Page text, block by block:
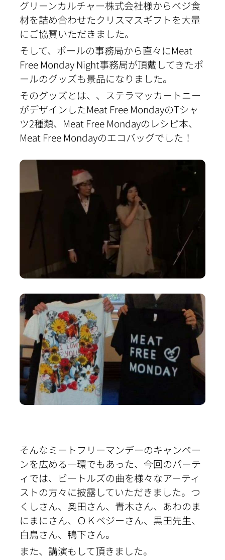
グリーンカルチャー株式会社様からベジ食
材を詰め合わせたクリスマスギフトを大量
にご協賛いただきました。
そして、ポールの事務局から直々にMeat
Free Monday Night事務局が頂戴してきたポ
ールのグッズも景品になりました。
そのグッズとは、、ステラマッカートニー
がデザインしたMeat Free MondayのTシャ
ツ2種類、Meat Free Mondayのレシピ本、
Meat Free Mondayのエコバッグでした！
そんなミートフリーマンデーのキャンペー
ンを広める一環でもあった、今回のパーテ
ィでは、ビートルズの曲を様々なアーティ
ストの方々に披露していただきました。つ
くしさん、奥田さん、青木さん、あわのま
にまにさん、ＯＫベジーさん、黒田先生、
白鳥さん、鴨下さん。
また、講演もして頂きました。